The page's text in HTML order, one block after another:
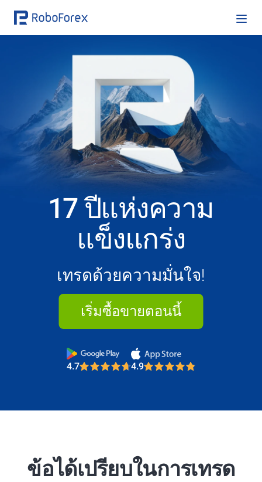
17 ปีแห่งความ
แข็งแกร่ง
เทรดด้วยความมั่นใจ!
เริ่มซื้อขายตอนนี้
Most Trusted Broker 2025
ข้อได้เปรียบในการเทรด